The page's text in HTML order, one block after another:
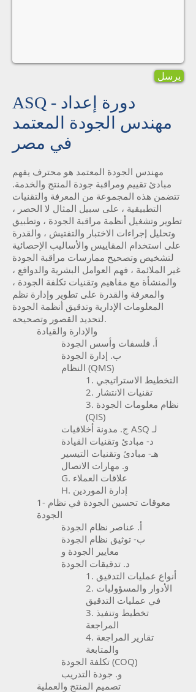
يرسل
ASQ - دورة إعداد
مهندس الجودة المعتمد
في مصر
مهندس الجودة المعتمد هو محترف يفهم
مبادئ تقييم ومراقبة جودة المنتج والخدمة.
تتضمن هذه المجموعة من المعرفة والتقنيات
التطبيقية ، على سبيل المثال لا الحصر ،
تطوير وتشغيل أنظمة مراقبة الجودة ، وتطبيق
وتحليل إجراءات الاختبار والتفتيش ، والقدرة
على استخدام المقاييس والأساليب الإحصائية
لتشخيص وتصحيح ممارسات مراقبة الجودة
غير الملائمة ، فهم العوامل البشرية والدوافع ،
والمنشأة مع مفاهيم وتقنيات تكلفة الجودة ،
والمعرفة والقدرة على تطوير وإدارة نظم
المعلومات الإدارية وتدقيق أنظمة الجودة
لتحديد القصور وتصحيحه.
والإدارة والقيادة
أ. فلسفات وأسس الجودة
ب. إدارة الجودة
النظام (QMS)
1. التخطيط الاستراتيجي
2. تقنيات الانتشار
3. نظام معلومات الجودة
(QIS)
ج. مدونة أخلاقيات ASQ لـ
د- مبادئ وتقنيات القيادة
هـ- مبادئ وتقنيات التيسير
و. مهارات الاتصال
G. علاقات العملاء
H. إدارة الموردين
1- معوقات تحسين الجودة في نظام
الجودة
أ. عناصر نظام الجودة
ب- توثيق نظام الجودة
معايير الجودة و
د. تدقيقات الجودة
1. أنواع عمليات التدقيق
2. الأدوار والمسؤوليات
في عمليات التدقيق
3. تخطيط وتنفيذ
المراجعة
4. تقارير المراجعة
والمتابعة
تكلفة الجودة (COQ)
و. جودة التدريب
تصميم المنتج والعملية